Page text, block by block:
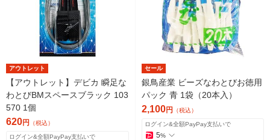
アウトレット
【アウトレット】デビカ 瞬足な
わとびBMスペースブラック 103
570 1個
620円 （税込）
ログイン&全額PayPay支払いで
セール
銀鳥産業 ビーズなわとびお徳用
パック 青 1袋（20本入）
2,100円 （税込）
ログイン&全額PayPay支払いで
5%